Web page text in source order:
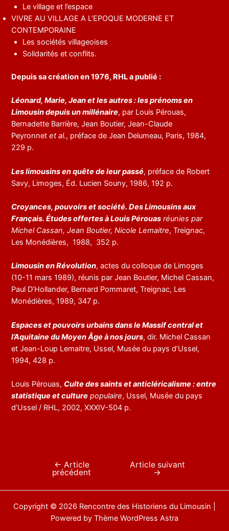
Le village et l’espace
VIVRE AU VILLAGE A L’EPOQUE MODERNE ET
CONTEMPORAINE
Les sociétés villageoises
Solidarités et conflits.
Depuis sa création en 1976, RHL a publié :
Léonard, Marie, Jean et les autres : les prénoms en
Limousin depuis un millénaire, par Louis Pérouas,
Bernadette Barrière, Jean Boutier, Jean-Claude
Peyronnetet al., préface de Jean Delumeau, Paris, 1984,
229 p.
Les limousins en quête de leur passé, préface de Robert
Savy, Limoges, Éd. Lucien Souny, 1986, 192 p.
Croyances, pouvoirs et société. Des Limousins aux
Français. Études offertes à Louis Pérouas réunies par
Michel Cassan, Jean Boutier, Nicole Lemaitre, Treignac,
Les Monédières, 1988, 352 p.
Limousin en Révolution, actes du colloque de Limoges
(10-11 mars 1989), réunis par Jean Boutier, Michel Cassan,
Paul D’Hollander, Bernard Pommaret, Treignac, Les
Monédières, 1989, 347 p.
Espaces et pouvoirs urbains dans le Massif central et
l’Aquitaine du Moyen Âge à nos jours, dir. Michel Cassan
et Jean-Loup Lemaitre, Ussel, Musée du pays d’Ussel,
1994, 428 p.
Louis Pérouas, Culte des saints et anticléricalisme : entre
statistique et culture populaire, Ussel, Musée du pays
d’Ussel / RHL, 2002, XXXIV-504 p.
Navigation
l’article
← Article
précédent
Article suivant
→
Copyright © 2026 Rencontre des Historiens du Limousin |
Powered by Thème WordPress Astra